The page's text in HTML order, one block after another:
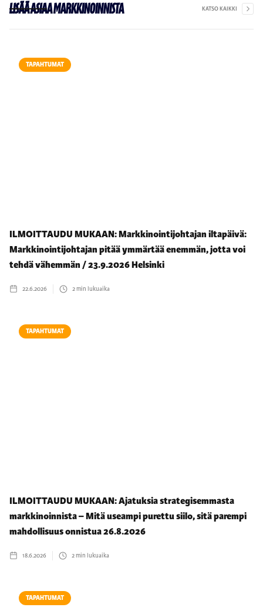
Lisää asiaa markkinoinnista KATSO KAIKKI
TAPAHTUMAT
ILMOITTAUDU MUKAAN: Markkinointijohtajan iltapäivä:
Markkinointijohtajan pitää ymmärtää enemmän, jotta voi
tehdä vähemmän / 23.9.2026 Helsinki
22.6.2026 2min lukuaika
TAPAHTUMAT
ILMOITTAUDU MUKAAN: Ajatuksia strategisemmasta
markkinoinnista – Mitä useampi purettu siilo, sitä parempi
mahdollisuus onnistua 26.8.2026
18.6.2026 2min lukuaika
TAPAHTUMAT